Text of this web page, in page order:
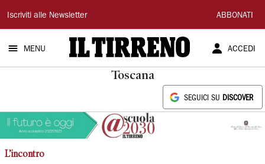
Il
Tirreno
Iscriviti alle Newsletter ABBONATI
MENU ACCEDI
Toscana
SEGUICI SU DISCOVER
L’incontro